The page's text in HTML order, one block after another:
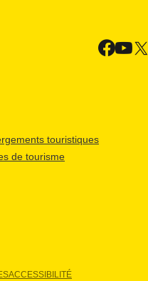
touristiques
de tourisme
ACCESSIBILITÉ